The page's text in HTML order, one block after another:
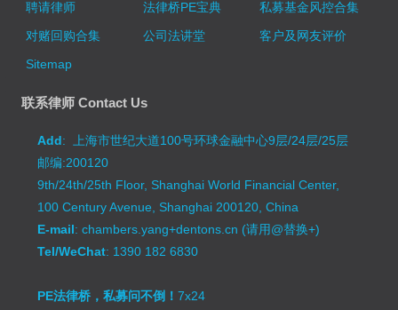
聘请律师
法律桥PE宝典
私募基金风控合集
对赌回购合集
公司法讲堂
客户及网友评价
Sitemap
联系律师 Contact Us
Add: 上海市世纪大道100号环球金融中心9层/24层/25层
邮编:200120
9th/24th/25th Floor, Shanghai World Financial Center,
100 Century Avenue, Shanghai 200120, China
E-mail: chambers.yang+dentons.cn (请用@替换+)
Tel/WeChat: 1390 182 6830
PE法律桥，私募问不倒！7x24